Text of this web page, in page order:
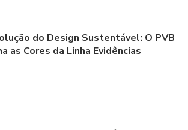
do Design Sustentável: O PVB
as Cores da Linha Evidências